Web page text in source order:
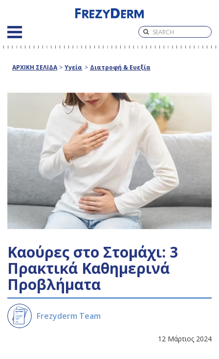
ΑΡΧΙΚΗ ΣΕΛΙΔΑ > Υγεία > Διατροφή & Ευεξία
Καούρες στο Στομάχι: 3
Πρακτικά Καθημερινά
Προβλήματα
Frezyderm Team
12 Μάρτιος 2024